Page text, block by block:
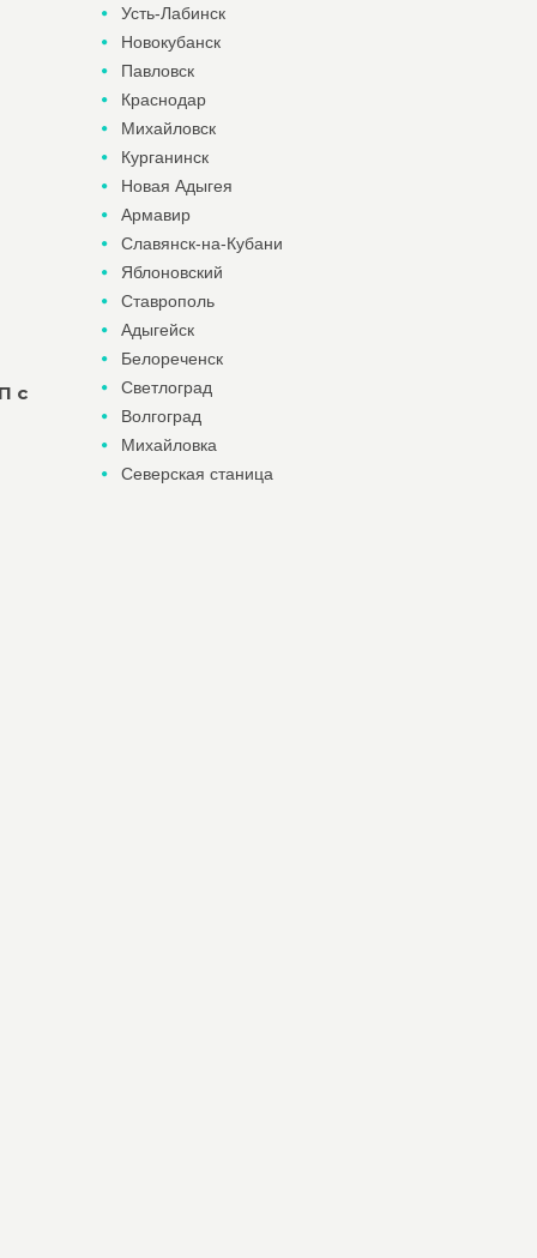
с
Усть-Лабинск
Новокубанск
Павловск
Краснодар
Михайловск
Курганинск
Новая Адыгея
Армавир
Славянск-на-Кубани
Яблоновский
Ставрополь
Адыгейск
Белореченск
Светлоград
Волгоград
Михайловка
Северская станица